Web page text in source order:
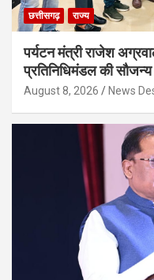
छत्तीसगढ़ राज्य
पर्यटन मंत्री राजेश
प्रतिनिधिमंडल की
August 8, 2026 News